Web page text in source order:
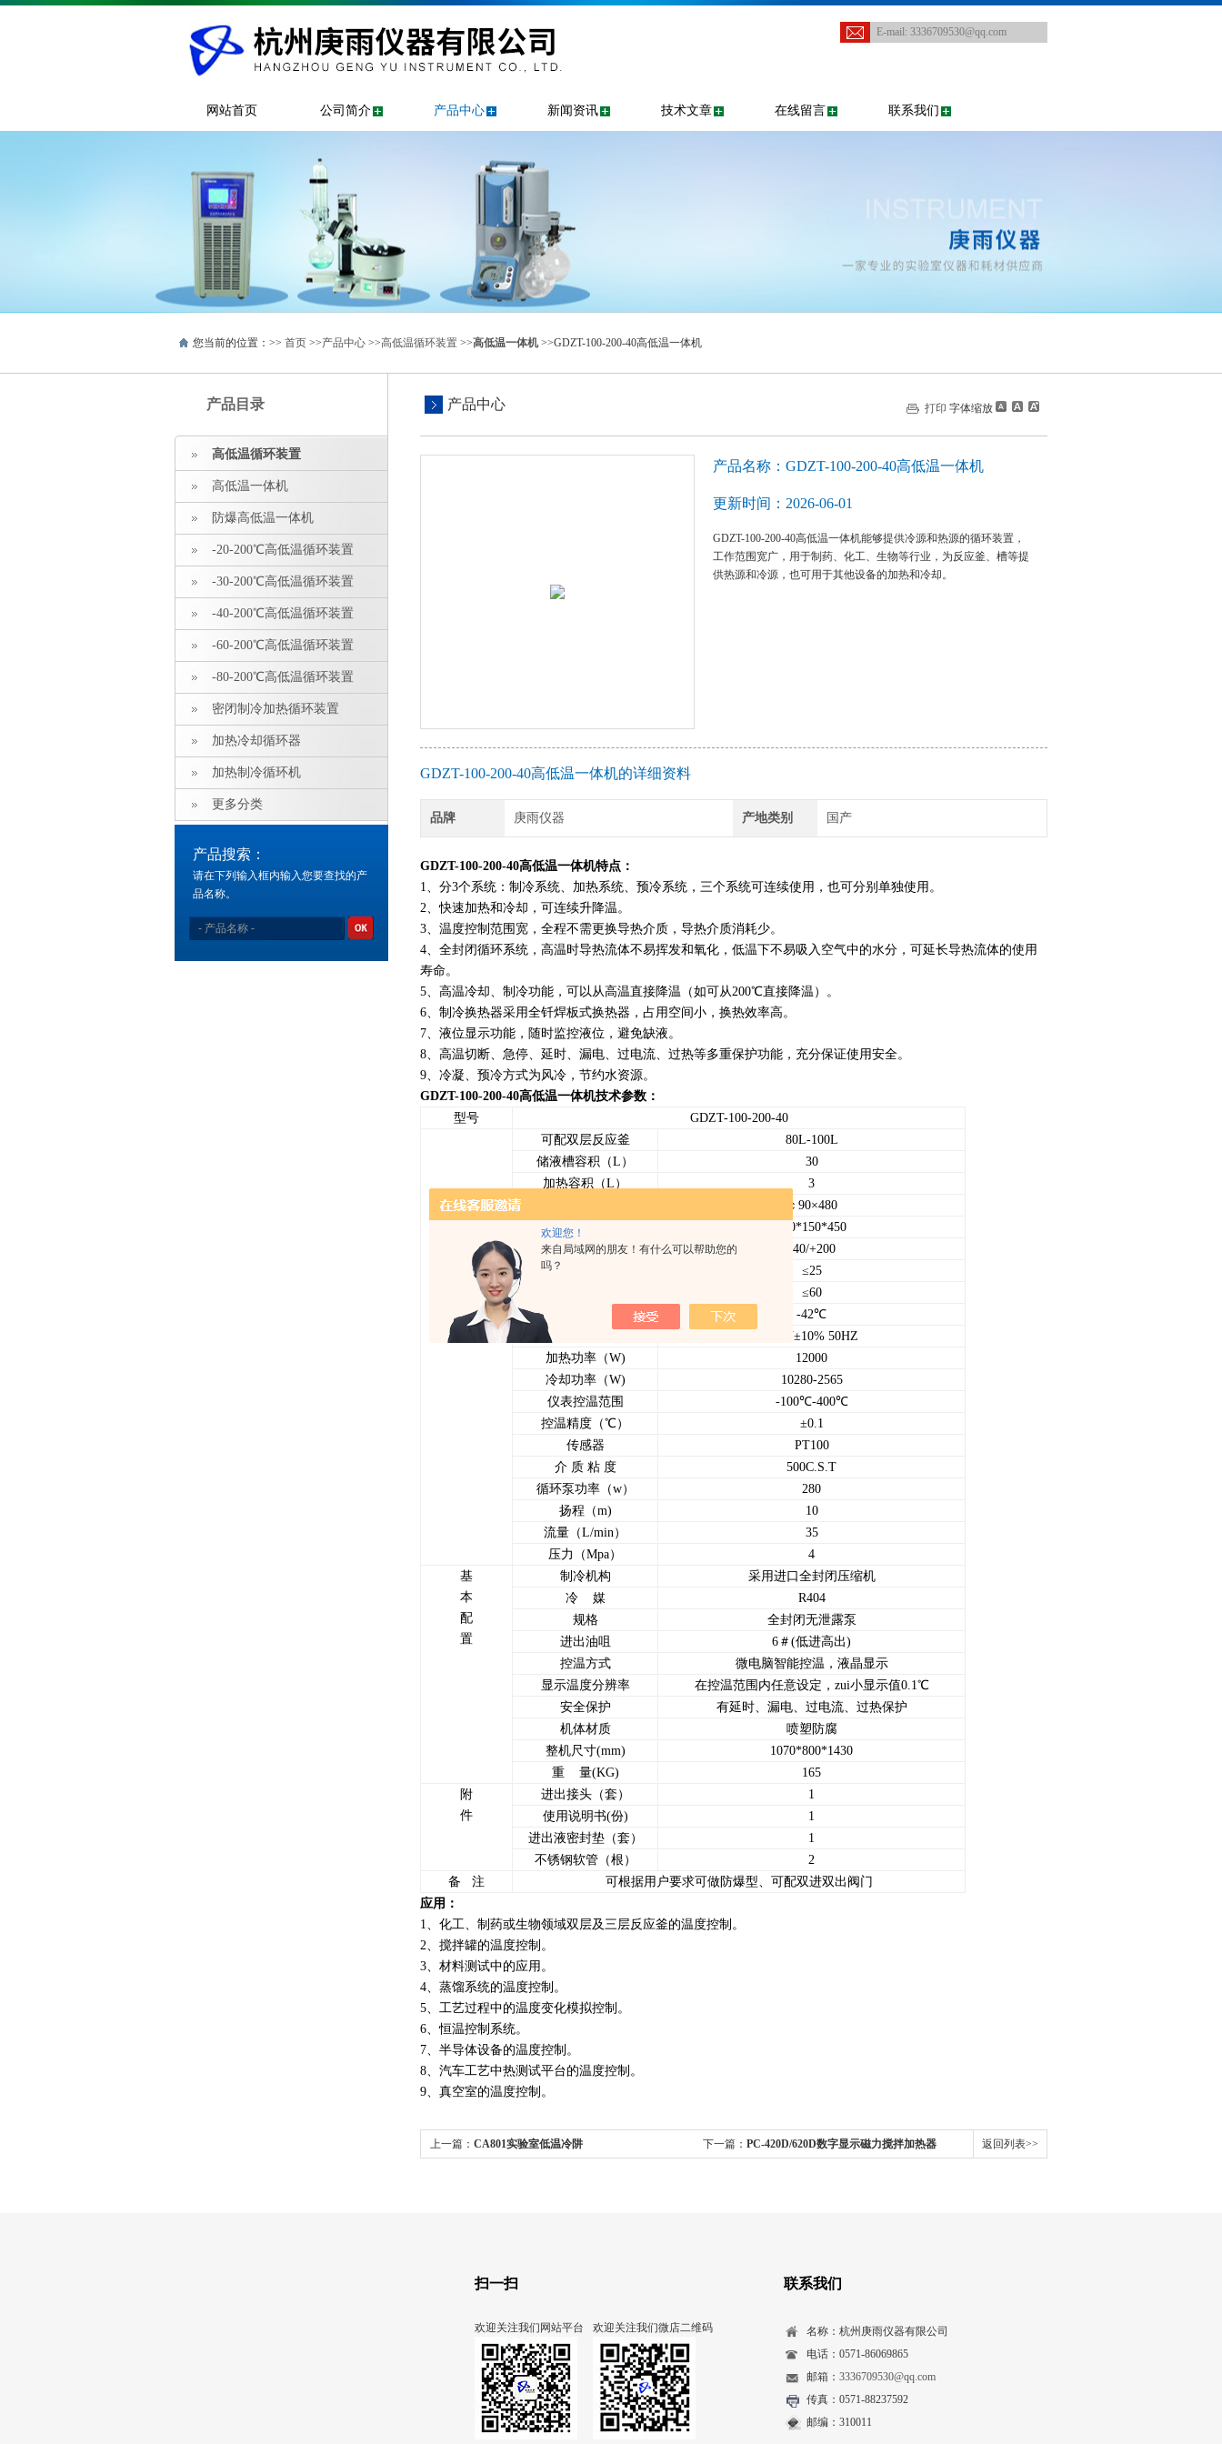
欢迎您！
来自局域网的朋友！有什么可以帮助您的
吗？
E-mail: 3336709530@qq.com
网站首页 公司简介 产品中心 新闻资讯 技术文章 在线留言 联系我们
您当前的位置：>> 首页 >>产品中心 >>高低温循环装置 >>高低温一体机>>GDZT-100-200-40高低温一体机
产品目录
高低温循环装置
高低温一体机
防爆高低温一体机
-20-200℃高低温循环装置
-30-200℃高低温循环装置
-40-200℃高低温循环装置
-60-200℃高低温循环装置
-80-200℃高低温循环装置
密闭制冷加热循环装置
加热冷却循环器
加热制冷循环机
更多分类
产品搜索：
请在下列输入框内输入您要查找的产
品名称。
产品中心 打印 字体缩放
产品名称：GDZT-100-200-40高低温一体机
更新时间：2026-06-01
GDZT-100-200-40高低温一体机能够提供冷源和热源的循环装置，
工作范围宽广，用于制药、化工、生物等行业，为反应釜、槽等提
供热源和冷源，也可用于其他设备的加热和冷却。
GDZT-100-200-40高低温一体机的详细资料
品牌 庚雨仪器 产地类别 国产
GDZT-100-200-40高低温一体机特点：
1、分3个系统：制冷系统、加热系统、预冷系统，三个系统可连续使用，也可分别单独使用。
2、快速加热和冷却，可连续升降温。
3、温度控制范围宽，全程不需更换导热介质，导热介质消耗少。
4、全封闭循环系统，高温时导热流体不易挥发和氧化，低温下不易吸入空气中的水分，可延长导热流体的使用
寿命。
5、高温冷却、制冷功能，可以从高温直接降温（如可从200℃直接降温）。
6、制冷换热器采用全钎焊板式换热器，占用空间小，换热效率高。
7、液位显示功能，随时监控液位，避免缺液。
8、高温切断、急停、延时、漏电、过电流、过热等多重保护功能，充分保证使用安全。
9、冷凝、预冷方式为风冷，节约水资源。
GDZT-100-200-40高低温一体机技术参数：
型号
GDZT-100-200-40
基
本
数
可配双层反应釜
80L-100L
储液槽容积（L）
30
加热容积（L）
3
￠90×480
油箱尺寸(mm)
450*150*450
使用温度范围（℃）
-40/+200
环境温度（℃）
≤25
≤60
-42℃
380V±10% 50HZ
加热功率（W)
12000
冷却功率（W)
10280-2565
仪表控温范围
-100℃-400℃
控温精度（℃）
±0.1
传感器
PT100
介 质 粘 度
500C.S.T
循环泵功率（w）
280
扬程（m)
10
流量（L/min）
35
压力（Mpa）
4
基
本
配
置
制冷机构
采用进口全封闭压缩机
冷 媒
R404
规格
全封闭无泄露泵
进出油咀
6＃(低进高出)
控温方式
微电脑智能控温，液晶显示
显示温度分辨率
在控温范围内任意设定，zui小显示值0.1℃
安全保护
有延时、漏电、过电流、过热保护
机体材质
喷塑防腐
整机尺寸(mm)
1070*800*1430
重 量(KG)
165
附
件
进出接头（套）
1
使用说明书(份)
1
进出液密封垫（套）
1
不锈钢软管（根）
2
备 注
可根据用户要求可做防爆型、可配双进双出阀门
​​应用：
1、化工、制药或生物领域双层及三层反应釜的温度控制。
2、搅拌罐的温度控制。
3、材料测试中的应用。
4、蒸馏系统的温度控制。
5、工艺过程中的温度变化模拟控制。
6、恒温控制系统。
7、半导体设备的温度控制。
8、汽车工艺中热测试平台的温度控制。
9、真空室的温度控制。
上一篇： CA801实验室低温冷阱 下一篇： PC-420D/620D数字显示磁力搅拌加热器 返回列表>>
扫一扫
欢迎关注我们网站平台 欢迎关注我们微店二维码
联系我们
名称：杭州庚雨仪器有限公司
电话：0571-86069865
邮箱： 3336709530@qq.com
传真：0571-88237592
邮编：310011